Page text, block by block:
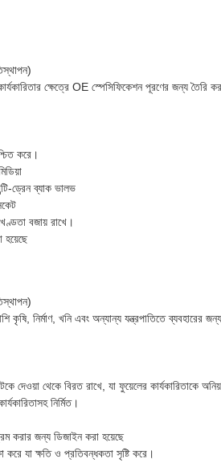
ক্ষেত্রে OE স্পেসিফিকেশন পূরণের জন্য তৈরি
করে।
ড্রেন ব্যাক ভালভ
বজায় রাখে।
হয়েছে
নির্মাণ, খনি এবং অন্যান্য যন্ত্রপাতিতে ব্যবহারের
দেওয়া থেকে বিরত রাখে, যা ফুয়েলের কার্যকারিতাকে
নির্মিত।
করার জন্য ডিজাইন করা হয়েছে
যা ক্ষতি ও প্রতিবন্ধকতা সৃষ্টি করে।